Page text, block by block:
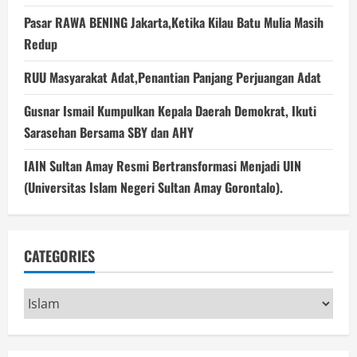
Pasar RAWA BENING Jakarta,Ketika Kilau Batu Mulia Masih
Redup
RUU Masyarakat Adat,Penantian Panjang Perjuangan Adat
Gusnar Ismail Kumpulkan Kepala Daerah Demokrat, Ikuti
Sarasehan Bersama SBY dan AHY
IAIN Sultan Amay Resmi Bertransformasi Menjadi UIN
(Universitas Islam Negeri Sultan Amay Gorontalo).
CATEGORIES
Categories